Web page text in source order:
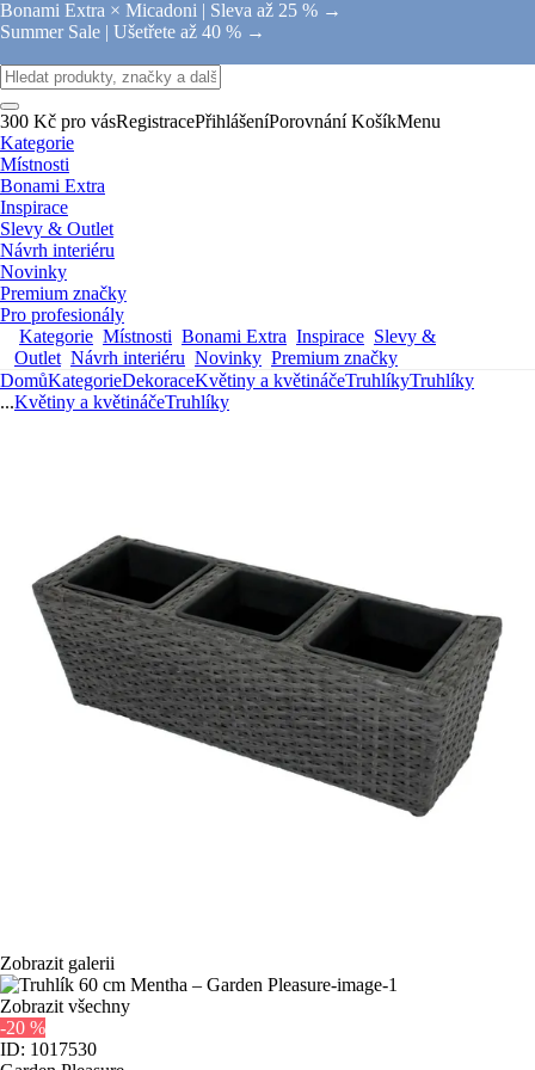
Bonami Extra × Micadoni | Sleva až 25 % →
Summer Sale | Ušetřete až 40 % →
300 Kč pro vásRegistracePřihlášeníPorovnání KošíkMenu
Kategorie
Místnosti
Bonami Extra
Inspirace
Slevy & Outlet
Návrh interiéru
Novinky
Premium značky
Pro profesionály
Kategorie Místnosti Bonami Extra Inspirace Slevy &
Outlet Návrh interiéru Novinky Premium značky
DomůKategorieDekoraceKvětiny a květináčeTruhlíkyTruhlíky
...Květiny a květináčeTruhlíky
Zobrazit galerii
Zobrazit všechny
-20 %
ID: 1017530